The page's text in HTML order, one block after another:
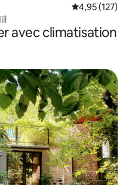
Note
4,95 (127)
avec climatisation